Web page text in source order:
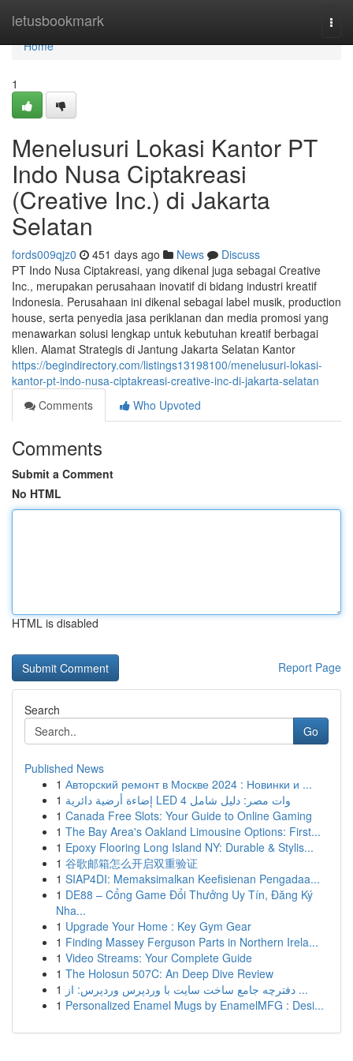
letusbookmark
Home
Home
1
Menelusuri Lokasi Kantor PT
Indo Nusa Ciptakreasi
(Creative Inc.) di Jakarta
Selatan
fords009qjz0 451 days ago News
Discuss
PT Indo Nusa Ciptakreasi, yang dikenal juga sebagai Creative
Inc., merupakan perusahaan inovatif di bidang industri kreatif
Indonesia. Perusahaan ini dikenal sebagai label musik, production
house, serta penyedia jasa periklanan dan media promosi yang
menawarkan solusi lengkap untuk kebutuhan kreatif berbagai
klien. Alamat Strategis di Jantung Jakarta Selatan Kantor
https://begindirectory.com/listings13198100/menelusuri-lokasi-
kantor-pt-indo-nusa-ciptakreasi-creative-inc-di-jakarta-selatan
Comments
Who Upvoted
Comments
Submit a Comment
No HTML
HTML is disabled
Report Page
Search
Go
Published News
1 Авторский ремонт в Москве 2024 : Новинки и ...
1
إضاءة أرضية دائرية LED 4 وات مصر: دليل شامل
1 Canada Free Slots: Your Guide to Online Gaming
1 The Bay Area's Oakland Limousine Options: First...
1 Epoxy Flooring Long Island NY: Durable & Stylis...
1 谷歌邮箱怎么开启双重验证
1 SIAP4DI: Memaksimalkan Keefisienan Pengadaa...
1 DE88 – Cổng Game Đổi Thưởng Uy Tín, Đăng Ký
Nha...
1 Upgrade Your Home : Key Gym Gear
1 Finding Massey Ferguson Parts in Northern Irela...
1 Video Streams: Your Complete Guide
1 The Holosun 507C: An Deep Dive Review
1
دفترچه جامع ساخت سایت با وردپرس وردپرس: از ...
1 Personalized Enamel Mugs by EnamelMFG : Desi...